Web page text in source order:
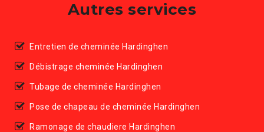
Autres services
Entretien de cheminée Hardinghen
Débistrage cheminée Hardinghen
Tubage de cheminée Hardinghen
Pose de chapeau de cheminée Hardinghen
Ramonage de chaudiere Hardinghen